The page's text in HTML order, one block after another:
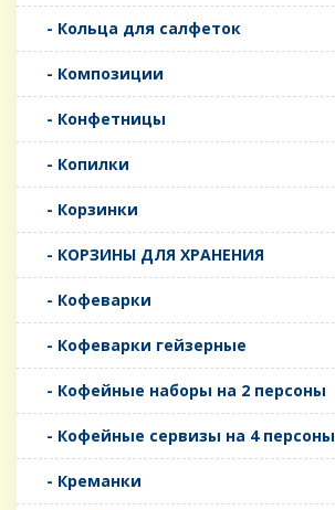
- Кольца для салфеток
- Композиции
- Конфетницы
- Копилки
- Корзинки
- КОРЗИНЫ ДЛЯ ХРАНЕНИЯ
- Кофеварки
- Кофеварки гейзерные
- Кофейные наборы на 2 персоны
- Кофейные сервизы на 4 персоны
- Креманки